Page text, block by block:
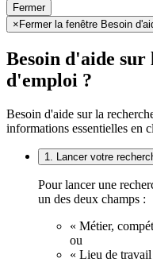
Fermer
×Fermer la fenêtre Besoin
Besoin d'aide
d'emploi ?
Besoin d'aide sur la
informations essentielles en
1. Lancer votre
Pour lancer une
un des deux champs :
« Métier,
ou
« Lieu de travail